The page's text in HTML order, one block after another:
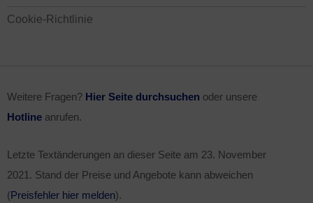
Cookie-Richtlinie
Weitere Fragen? Hier Seite durchsuchen oder unsere
Hotline anrufen.
Letzte Textänderungen an dieser Seite am 23. November
2021 . Stand der Preise und Angebote kann abweichen
(Preisfehler hier melden).